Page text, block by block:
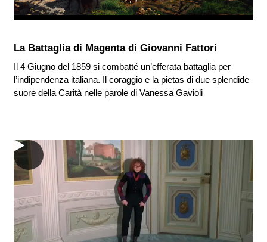
La Battaglia di Magenta di Giovanni Fattori
Il 4 Giugno del 1859 si combatté un’efferata battaglia per
l’indipendenza italiana. Il coraggio e la pietas di due splendide
suore della Carità nelle parole di Vanessa Gavioli